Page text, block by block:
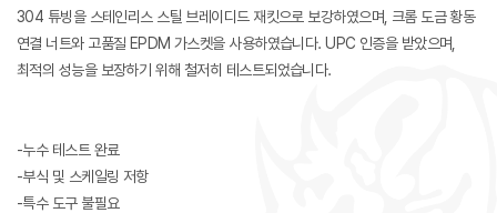
304 튜빙을 스테인리스 스틸 브레이디드 재킷으로 보강하였으며, 크롬 도금 황동
연결 너트와 고품질 EPDM 가스켓을 사용하였습니다. UPC 인증을 받았으며,
최적의 성능을 보장하기 위해 철저히 테스트되었습니다.
-누수 테스트 완료
-부식 및 스케일링 저항
-특수 도구 불필요